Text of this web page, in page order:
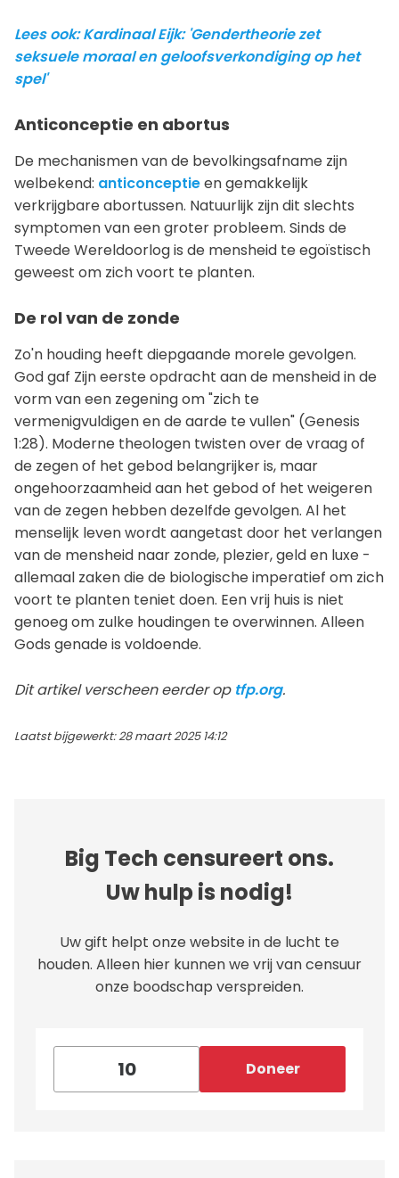
Lees ook: Kardinaal Eijk: 'Gendertheorie zet
seksuele moraal en geloofsverkondiging op het
spel'
Anticonceptie en abortus
De mechanismen van de bevolkingsafname zijn
welbekend: anticonceptieen gemakkelijk
verkrijgbare abortussen. Natuurlijk zijn dit slechts
symptomen van een groter probleem. Sinds de
Tweede Wereldoorlog is de mensheid te egoïstisch
geweest om zich voort te planten.
De rol van de zonde
Zo'n houding heeft diepgaande morele gevolgen.
God gaf Zijn eerste opdracht aan de mensheid in de
vorm van een zegening om "zich te
vermenigvuldigen en de aarde te vullen" (Genesis
1:28). Moderne theologen twisten over de vraag of
de zegen of het gebod belangrijker is, maar
ongehoorzaamheid aan het gebod of het weigeren
van de zegen hebben dezelfde gevolgen. Al het
menselijk leven wordt aangetast door het verlangen
van de mensheid naar zonde, plezier, geld en luxe -
allemaal zaken die de biologische imperatief om zich
voort te planten teniet doen. Een vrij huis is niet
genoeg om zulke houdingen te overwinnen. Alleen
Gods genade is voldoende.
Dit artikel verscheen eerder op tfp.org.
Laatst bijgewerkt: 28 maart 2025 14:12
Big Tech censureert ons.
Uw hulp is nodig!
Uw gift helpt onze website in de lucht te
houden. Alleen hier kunnen we vrij van censuur
onze boodschap verspreiden.
Doneer